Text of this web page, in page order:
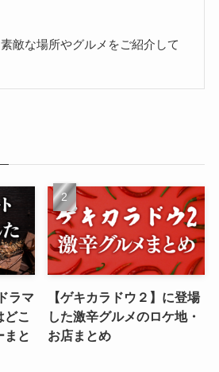
敵な場所やグルメをご紹介して
ラマ
こ
まと
【ゲキカラドウ２】に登場
した激辛グルメのロケ地・
お店まとめ